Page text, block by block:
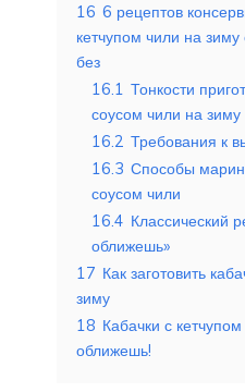
16 6 рецептов
кетчупом чили на
без
16.1 Тонкости
соусом чили на зиму
16.2 Требования к
16.3 Способы
соусом чили
16.4 Классический
оближешь»
17 Как заготовить
зиму
18 Кабачки с
оближешь!